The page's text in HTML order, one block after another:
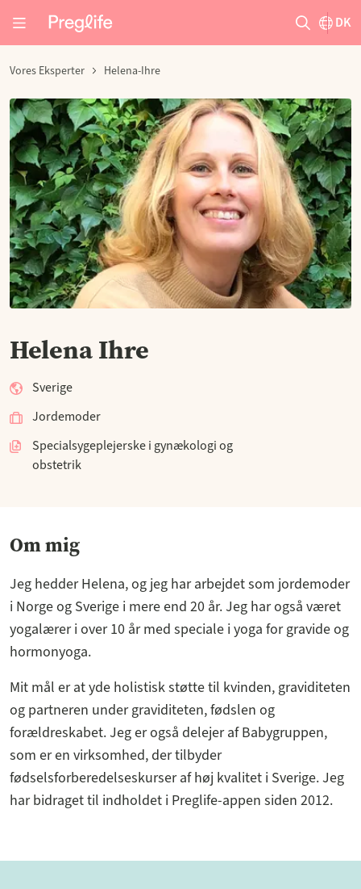
DK
Vores Eksperter Helena-Ihre
Helena Ihre
Sverige
Jordemoder
Specialsygeplejerske i gynækologi og
obstetrik
Om mig
Jeg hedder Helena, og jeg har arbejdet som jordemoder
i Norge og Sverige i mere end 20 år. Jeg har også været
yogalærer i over 10 år med speciale i yoga for gravide og
hormonyoga.
Mit mål er at yde holistisk støtte til kvinden, graviditeten
og partneren under graviditeten, fødslen og
forældreskabet. Jeg er også delejer af Babygruppen,
som er en virksomhed, der tilbyder
fødselsforberedelseskurser af høj kvalitet i Sverige. Jeg
har bidraget til indholdet i Preglife-appen siden 2012.